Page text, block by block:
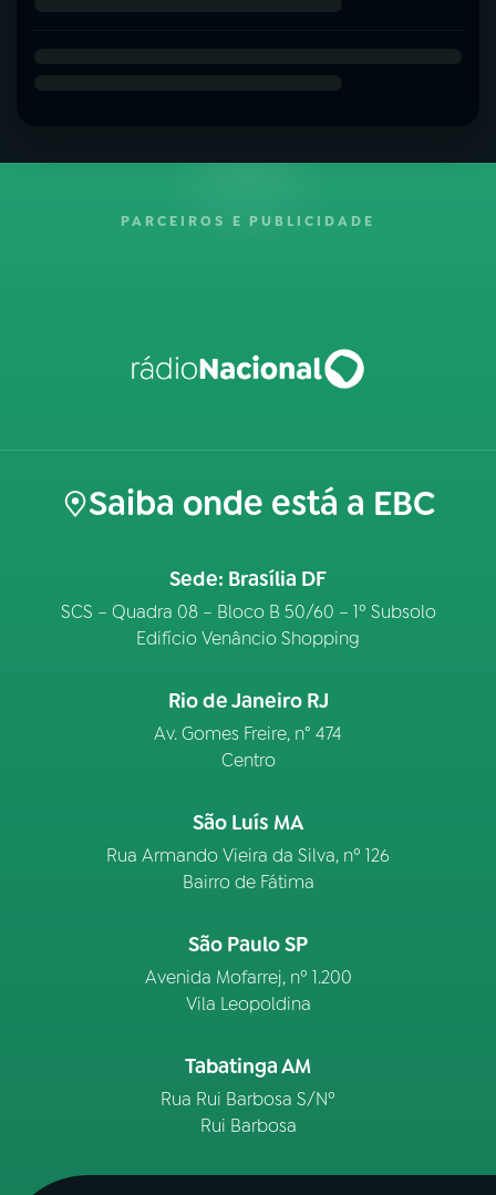
PARCEIROS E PUBLICIDADE
Saiba onde está a EBC
Sede: Brasília DF
SCS – Quadra 08 – Bloco B 50/60 – 1º Subsolo
Edifício Venâncio Shopping
Rio de Janeiro RJ
Av. Gomes Freire, n° 474
Centro
São Luís MA
Rua Armando Vieira da Silva, nº 126
Bairro de Fátima
São Paulo SP
Avenida Mofarrej, nº 1.200
Vila Leopoldina
Tabatinga AM
Rua Rui Barbosa S/Nº
Rui Barbosa